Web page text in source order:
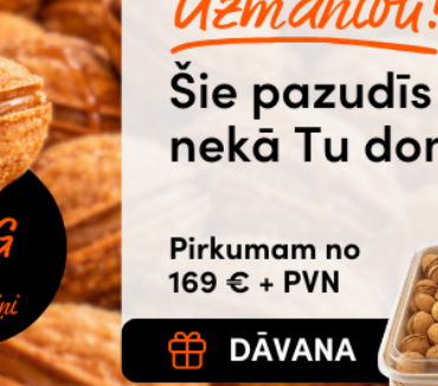
Tēja Herbitum,
augļu, upeņu
8-03-753
1.69
5gab. un
vairāk
1.78
€bez
PVN
Pirkt